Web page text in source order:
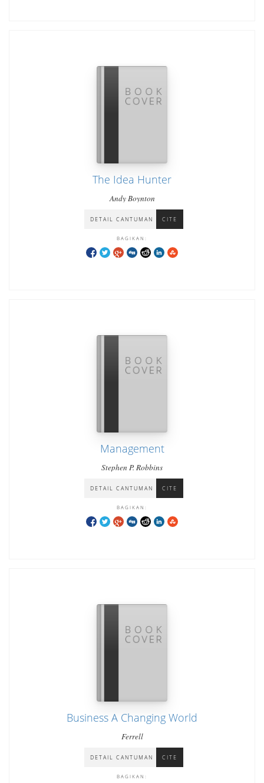
The Idea Hunter
Andy Boynton
DETAIL CANTUMAN CITE
BAGIKAN:
Management
Stephen P. Robbins
DETAIL CANTUMAN CITE
BAGIKAN:
Business A Changing World
Ferrell
DETAIL CANTUMAN CITE
BAGIKAN: